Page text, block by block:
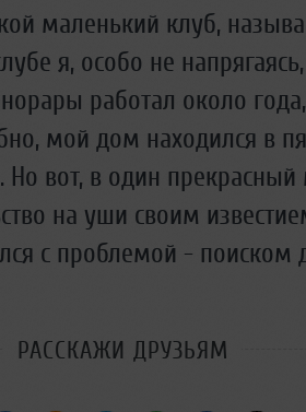
маленький клуб,
я, особо не
работал около
мой дом находился в
Но вот, в один
на уши своим
с проблемой - поиском
РАССКАЖИ ДРУЗЬЯМ